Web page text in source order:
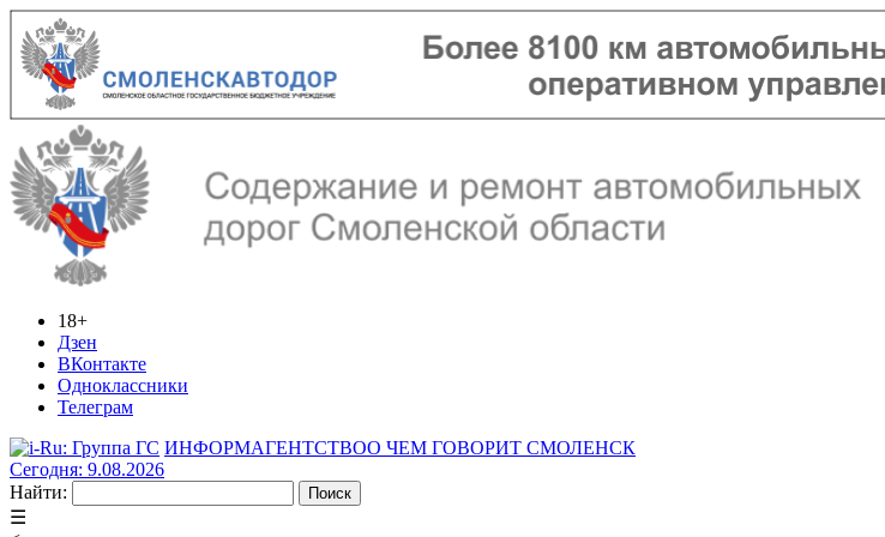
18+
Дзен
ВКонтакте
Одноклассники
Телеграм
ИНФОРМАГЕНТСТВОО ЧЕМ ГОВОРИТ СМОЛЕНСК
Сегодня: 9.08.2026
Найти:
☰